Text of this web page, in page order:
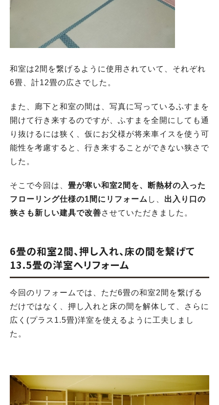
和室は2間を繋げるように使用されていて、それぞれ
6畳、計12畳の広さでした。
また、廊下と和室の間は、写真に写っているふすまを
開けて行き来するのですが、ふすまを全開にしても通
り抜けるには狭く、仮にお父様が将来車イスを使う可
能性を考慮すると、行き来することができない狭さで
した。
そこで今回は、 畳が寒い和室2間を、断熱材の入った
フローリング仕様の1間にリフォーム し、 出入り口の
狭さも新しい建具で改善させていただきました。
6畳の和室2間、押し入れ、床の間を繋げて
13.5畳の洋室へリフォーム
今回のリフォームでは、ただ6畳の和室2間を繋げる
だけではなく、押し入れと床の間を解体して、さらに
広く(プラス1.5畳)洋室を使えるように工夫しまし
た。